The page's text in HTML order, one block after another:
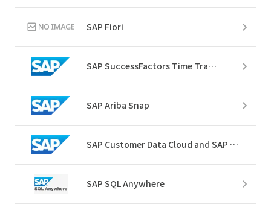
SAP Fiori
SAP SuccessFactors Time Tracking
SAP Ariba Snap
SAP Customer Data Cloud and SAP Customer Data Platform
SAP SQL Anywhere